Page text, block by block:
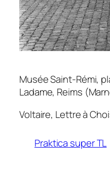
Musée Saint-Rémi,
Ladame, Reims
Voltaire, Lettre à
Praktica super TL